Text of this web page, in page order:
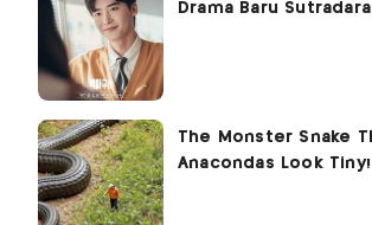
Drama Baru Sutradara